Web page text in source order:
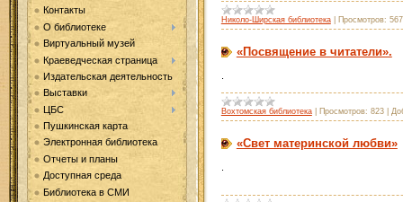
Контакты
О библиотеке
Виртуальный музей
Краеведческая страница
Издательская деятельность
Выставки
ЦБС
Пушкинская карта
Электронная библиотека
Отчеты и планы
Доступная среда
Библиотека в СМИ
Николо-Ширская библиотека| Просмотров: 567
«Посвящение в читатели».
Вохтомская библиотека| Просмотров: 823|
«Свет материнской любви»